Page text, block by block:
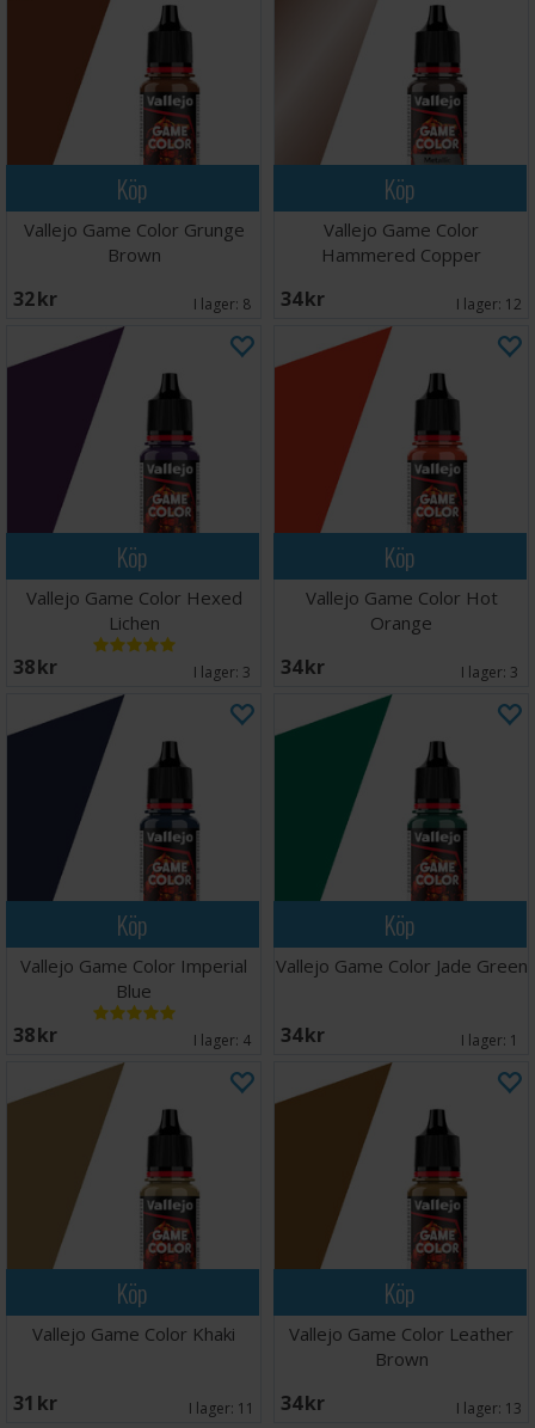
Köp
Vallejo Game Color Grunge
Brown
32 SEK I lager: 8
Köp
Vallejo Game Color
Hammered Copper
34 SEK I lager: 12
Köp
Vallejo Game Color Hexed
Lichen
38 SEK I lager: 3
Köp
Vallejo Game Color Hot
Orange
34 SEK I lager: 3
Köp
Vallejo Game Color Imperial
Blue
38 SEK I lager: 4
Köp
Vallejo Game Color Jade Green
34 SEK I lager: 1
Köp
Vallejo Game Color Khaki
31 SEK I lager: 11
Köp
Vallejo Game Color Leather
Brown
34 SEK I lager: 13